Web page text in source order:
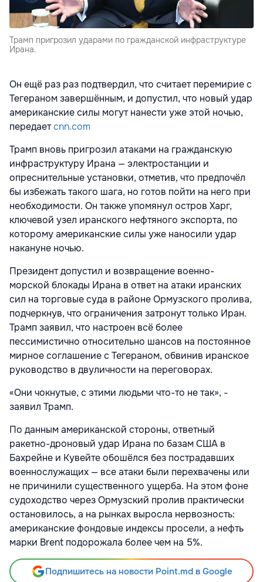
Трамп пригрозил ударами по гражданской инфраструктуре
Ирана.
Он ещё раз раз подтвердил, что считает перемирие с
Тегераном завершённым, и допустил, что новый удар
американские силы могут нанести уже этой ночью,
передаетcnn.com
Трамп вновь пригрозил атаками на гражданскую
инфраструктуру Ирана — электростанции и
опреснительные установки, отметив, что предпочёл
бы избежать такого шага, но готов пойти на него при
необходимости. Он также упомянул остров Харг,
ключевой узел иранского нефтяного экспорта, по
которому американские силы уже наносили удар
накануне ночью.
Президент допустил и возвращение военно-
морской блокады Ирана в ответ на атаки иранских
сил на торговые суда в районе Ормузского пролива,
подчеркнув, что ограничения затронут только Иран.
Трамп заявил, что настроен всё более
пессимистично относительно шансов на постоянное
мирное соглашение с Тегераном, обвинив иранское
руководство в двуличности на переговорах.
«Они чокнутые, с этими людьми что-то не так», -
заявил Трамп.
По данным американской стороны, ответный
ракетно-дроновый удар Ирана по базам США в
Бахрейне и Кувейте обошёлся без пострадавших
военнослужащих — все атаки были перехвачены или
не причинили существенного ущерба. На этом фоне
судоходство через Ормузский пролив практически
остановилось, а на рынках выросла нервозность:
американские фондовые индексы просели, а нефть
марки Brent подорожала более чем на 5%.
Подпишитесь на новости Point.md в Google